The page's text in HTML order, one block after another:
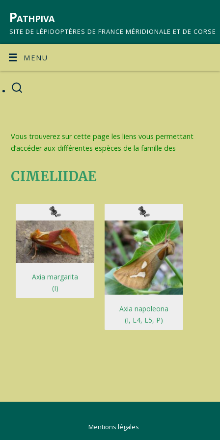
Pathpiva
SITE DE LÉPIDOPTÈRES DE FRANCE MÉRIDIONALE ET DE CORSE
MENU
Vous trouverez sur cette page les liens vous permettant
d’accéder aux différentes espèces de la famille des
CIMELIIDAE
Axia margarita
(I)
Axia napoleona
(I, L4, L5, P)
Mentions légales